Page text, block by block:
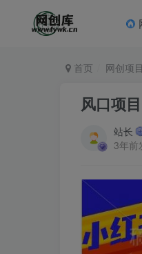
首页 网创项目
风口项
站长
3年前